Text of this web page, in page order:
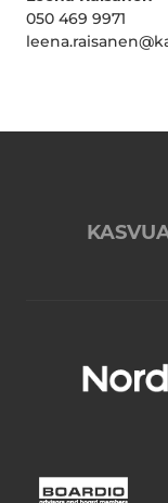
050 469 9971